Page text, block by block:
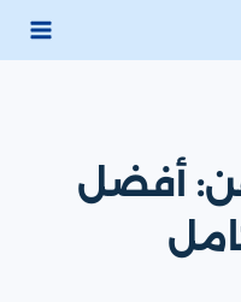
أفضل